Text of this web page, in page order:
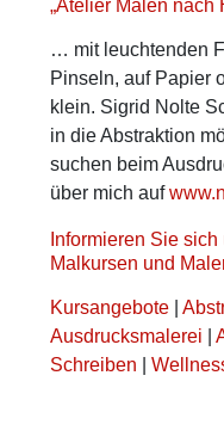
„Atelier Malen nach
… mit leuchtenden
Pinseln, auf Papier
klein. Sigrid Nolte
in die Abstraktion
suchen beim
über mich auf
Informieren Sie
Malkursen und
Kursangebote |
Ausdrucksmalerei |
Schreiben |